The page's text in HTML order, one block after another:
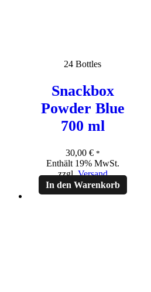
24 Bottles
Snackbox
Powder Blue
700 ml
30,00 € *
Enthält 19% MwSt.
zzgl.Versand
In den Warenkorb